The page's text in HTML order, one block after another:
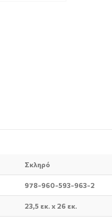
Σκληρό
978-960-593-963-2
23,5 εκ. x 26 εκ.